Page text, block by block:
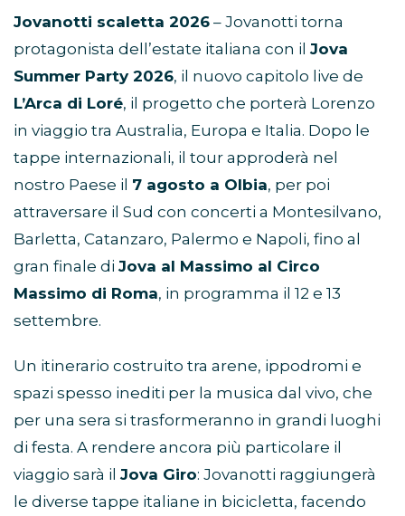
Jovanotti scaletta 2026 – Jovanotti torna
protagonista dell’estate italiana con il Jova
Summer Party 2026, il nuovo capitolo live de
L’Arca di Loré, il progetto che porterà Lorenzo
in viaggio tra Australia, Europa e Italia. Dopo le
tappe internazionali, il tour approderà nel
nostro Paese il 7 agosto a Olbia, per poi
attraversare il Sud con concerti a Montesilvano,
Barletta, Catanzaro, Palermo e Napoli, fino al
gran finale di Jova al Massimo al Circo
Massimo di Roma, in programma il 12 e 13
settembre.
Un itinerario costruito tra arene, ippodromi e
spazi spesso inediti per la musica dal vivo, che
per una sera si trasformeranno in grandi luoghi
di festa. A rendere ancora più particolare il
viaggio sarà il Jova Giro: Jovanotti raggiungerà
le diverse tappe italiane in bicicletta, facendo